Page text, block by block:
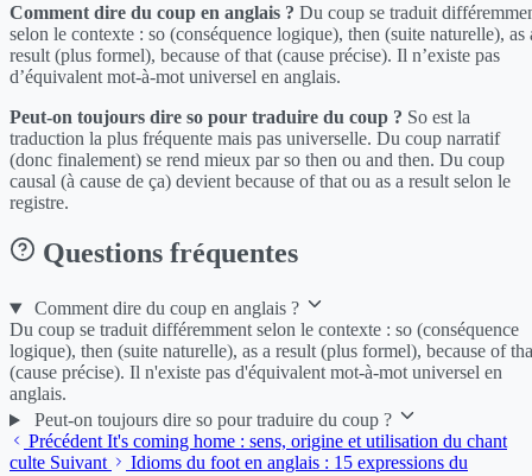
Comment dire du coup en anglais ? Du coup se traduit
selon le contexte : so (conséquence logique), then (suite naturelle), as
result (plus formel), because of that (cause précise). Il n’existe pas
d’équivalent mot-à-mot universel en anglais.
Peut-on toujours dire so pour traduire du coup ? So est la
traduction la plus fréquente mais pas universelle. Du coup narratif
(donc finalement) se rend mieux par so then ou and then. Du coup
causal (à cause de ça) devient because of that ou as a result selon le
registre.
Questions fréquentes
Comment dire du coup en anglais ?
Du coup se traduit différemment selon le contexte : so (conséquence
logique), then (suite naturelle), as a result (plus formel), because of
(cause précise). Il n'existe pas d'équivalent mot-à-mot universel en
anglais.
Peut-on toujours dire so pour traduire du coup ?
Précédent It's coming home : sens, origine et utilisation du chant
culte Suivant
Idioms du foot en anglais : 15 expressions du